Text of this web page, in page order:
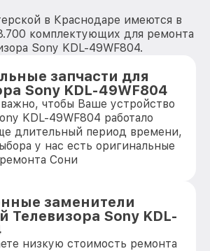
в Краснодаре имеются в
комплектующих для ремонта
Sony KDL-49WF804.
запчасти для
Sony KDL-49WF804
чтобы Ваше устройство
KDL-49WF804 работало
длительный период времени,
у нас есть оригинальные
Сони
заменители
Телевизора Sony KDL-
низкую стоимость ремонта